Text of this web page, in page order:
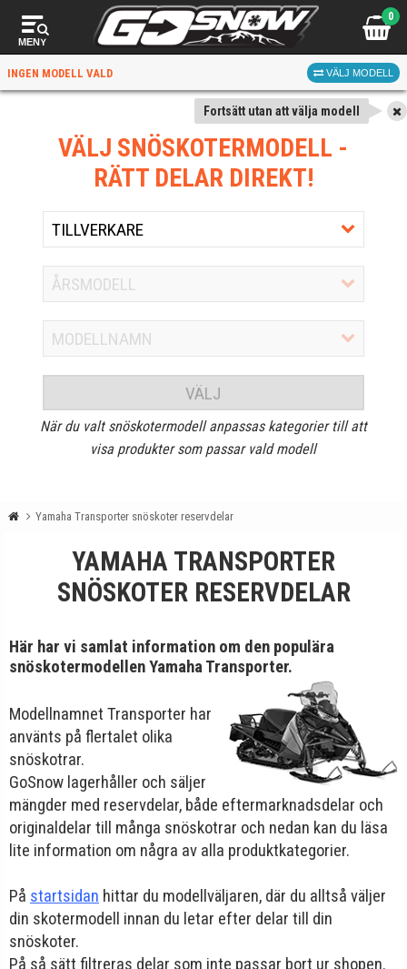
MENY
0
INGEN MODELL VALD VÄLJ MODELL
Fortsätt utan att välja modell
VÄLJ SNÖSKOTERMODELL -
RÄTT DELAR DIREKT!
VÄLJ
När du valt snöskotermodell anpassas kategorier till att
visa produkter som passar vald modell
Yamaha Transporter snöskoter reservdelar
YAMAHA TRANSPORTER
SNÖSKOTER RESERVDELAR
Här har vi samlat information om den populära
snöskotermodellen Yamaha Transporter.
Modellnamnet Transporter har
använts på flertalet olika
snöskotrar.
GoSnow lagerhåller och säljer
mängder med reservdelar, både eftermarknadsdelar och
originaldelar till många snöskotrar och nedan kan du läsa
lite information om några av alla produktkategorier.
På startsidan hittar du modellväljaren, där du alltså väljer
din skotermodell innan du letar efter delar till din
snöskoter.
På så sätt filtreras delar som inte passar bort ur shopen.